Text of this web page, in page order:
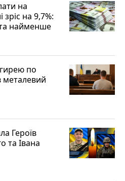
на
на 9,7%:
найменше
по
металевий
Героїв
та Івана